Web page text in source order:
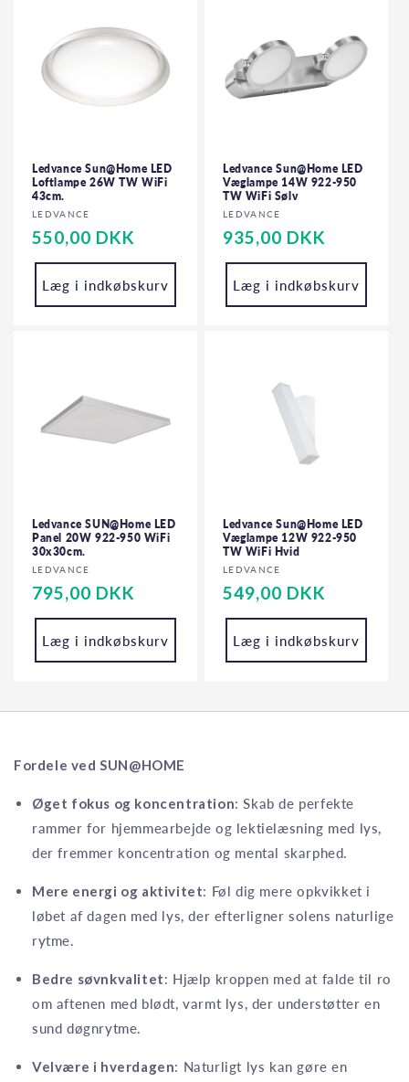
Ledvance Sun@Home LED
Loftlampe 26W TW WiFi
43cm.
Forhandler:
LEDVANCE
Normalpris
550,00 DKK
Læg i indkøbskurv
Ledvance Sun@Home LED
Væglampe 14W 922-950
TW WiFi Sølv
Forhandler:
LEDVANCE
Normalpris
935,00 DKK
Læg i indkøbskurv
Ledvance SUN@Home LED
Panel 20W 922-950 WiFi
30x30cm.
Forhandler:
LEDVANCE
Normalpris
795,00 DKK
Læg i indkøbskurv
Ledvance Sun@Home LED
Væglampe 12W 922-950
TW WiFi Hvid
Forhandler:
LEDVANCE
Normalpris
549,00 DKK
Læg i indkøbskurv
Fordele ved SUN@HOME
Øget fokus og koncentration: Skab de perfekte
rammer for hjemmearbejde og lektielæsning med lys,
der fremmer koncentration og mental skarphed.
Mere energi og aktivitet: Føl dig mere opkvikket i
løbet af dagen med lys, der efterligner solens naturlige
rytme.
Bedre søvnkvalitet: Hjælp kroppen med at falde til ro
om aftenen med blødt, varmt lys, der understøtter en
sund døgnrytme.
Velvære i hverdagen: Naturligt lys kan gøre en